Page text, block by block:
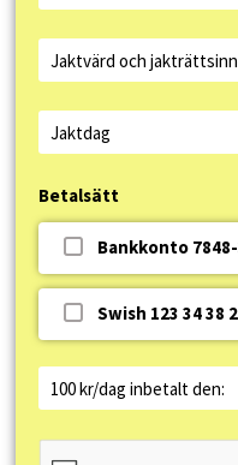
Betalsätt
Bankkonto
Swish 123 34 38